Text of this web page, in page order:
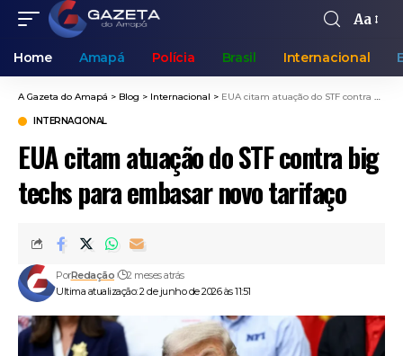
Aa
Home Amapá Polícia Brasil Internacional
A Gazeta do Amapá > Blog > Internacional > EUA citam atuação do STF contra big techs para embasar novo tarifaço
INTERNACIONAL
EUA citam atuação do STF contra big
techs para embasar novo tarifaço
Ultima atualização: 2 de junho de 2026 às 11:51
PorRedação 2 meses atrás